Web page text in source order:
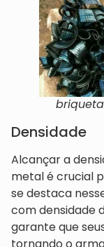
Densidade
Alcançar a
metal é crucial
se destaca
com densidade
garante que